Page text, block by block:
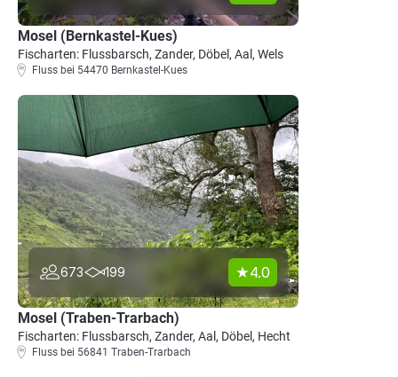
Mosel (Bernkastel-Kues)
Fischarten: Flussbarsch, Zander, Döbel, Aal, Wels
Fluss bei 54470 Bernkastel-Kues
673 199 4.0
Mosel (Traben-Trarbach)
Fischarten: Flussbarsch, Zander, Aal, Döbel, Hecht
Fluss bei 56841 Traben-Trarbach